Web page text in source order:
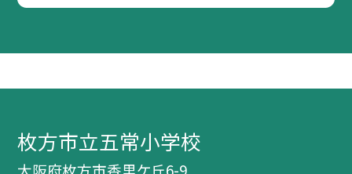
枚方市立五常小学校